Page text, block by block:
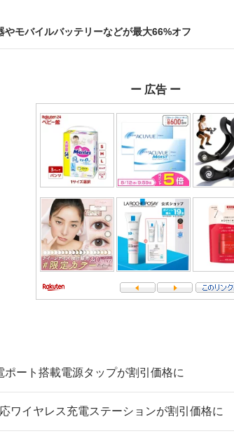
やモバイルバッテリーなどが最大66%オフ
ー 広告 ー
ポート搭載電源タップが割引価格に
ワイヤレス充電ステーションが割引価格に